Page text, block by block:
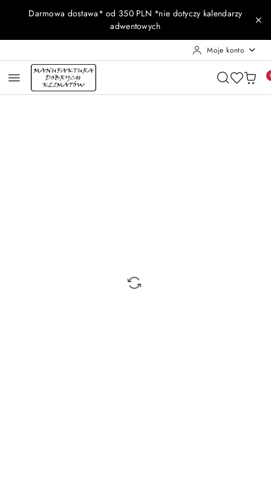
Przejdź do treści głównej
Przejdź do wyszukiwarki
Przejdź do moje konto
Przejdź do menu głównego
Przejdź do opisu produktu
Przejdź do stopki
Darmowa dostawa* od 350 PLN *nie dotyczy kalendarzy
adwentowych
Moje konto